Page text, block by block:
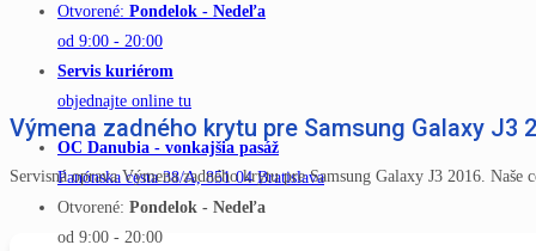
Otvorené: Pondelok - Nedeľa
od 9:00 - 20:00
Servis kuriérom
objednajte online tu
OC Danubia - vonkajšia pasáž
Panónska cesta 38/A, 851 04 Bratislava
Otvorené: Pondelok - Nedeľa
od 9:00 - 20:00
Výmena zadného krytu pre Samsung Galaxy J3
Servisná oprava Výmena zadného krytu pre Samsung Galaxy J3 2016. Naše